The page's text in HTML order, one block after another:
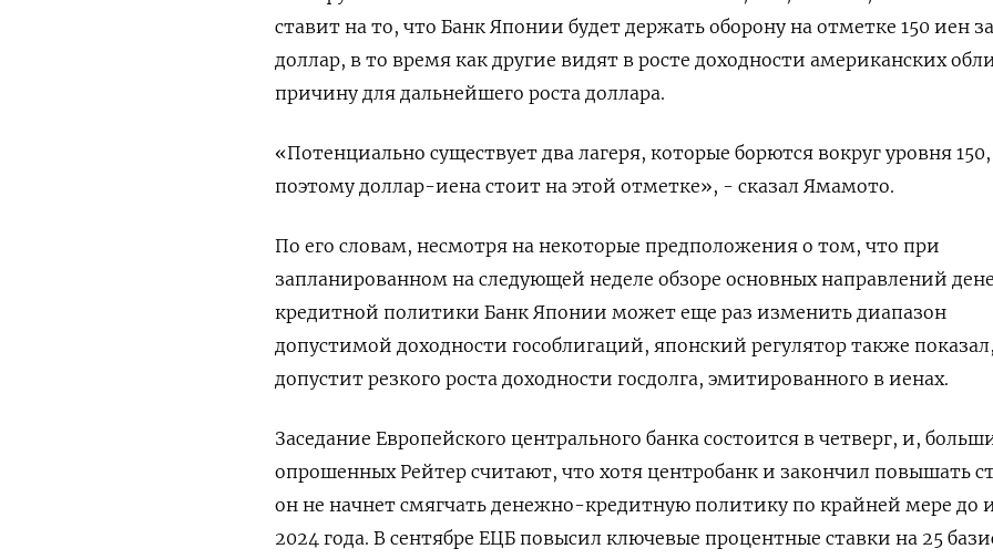
ставит на то, что Банк Японии будет держать оборону на отметке 150 иен за
доллар, в то время как другие видят в росте доходности американских
причину для дальнейшего роста доллара.
«Потенциально существует два лагеря, которые борются вокруг уровня 150,
поэтому доллар-иена стоит на этой отметке», - сказал Ямамото.
По его словам, несмотря на некоторые предположения о том, что при
запланированном на следующей неделе обзоре основных направлений
кредитной политики Банк Японии может еще раз изменить диапазон
допустимой доходности гособлигаций, японский регулятор также
допустит резкого роста доходности госдолга, эмитированного в иенах.
Заседание Европейского центрального банка состоится в четверг, и,
опрошенных Рейтер считают, что хотя центробанк и закончил повышать
он не начнет смягчать денежно-кредитную политику по крайней мере до
2024 года. В сентябре ЕЦБ повысил ключевые процентные ставки на 25